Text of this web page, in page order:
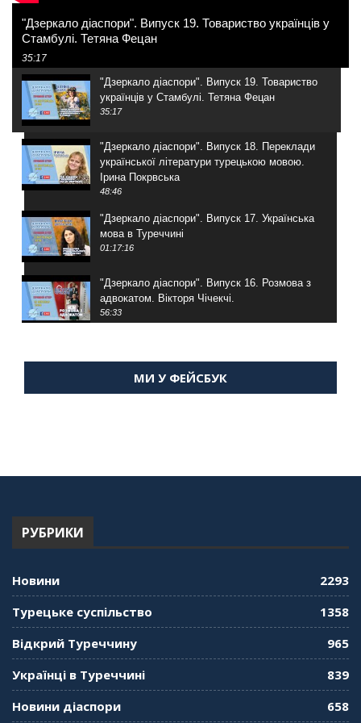
"Дзеркало діаспори". Випуск 19. Товариство українців у
Стамбулі. Тетяна Фецан
35:17
"Дзеркало діаспори". Випуск 19. Товариство
українців у Стамбулі. Тетяна Фецан
35:17
"Дзеркало діаспори". Випуск 18. Переклади
української літератури турецькою мовою.
Ірина Покрвська
48:46
"Дзеркало діаспори". Випуск 17. Українська
мова в Туреччині
01:17:16
"Дзеркало діаспори". Випуск 16. Розмова з
адвокатом. Вікторя Чічекчі.
56:33
Мухарський про життя в Туреччині
"Дзеркало діаспори". Випуск 13. МУШ в
"Дзеркало діаспори". Випуск 11. Олександр
"Дзеркало діаспори". Випуск 10. Тонкощі та
МИ У ФЕЙСБУК
РУБРИКИ
Новини
2293
Турецьке суспільство
1358
Відкрий Туреччину
965
Українці в Туреччині
839
Новини діаспори
658